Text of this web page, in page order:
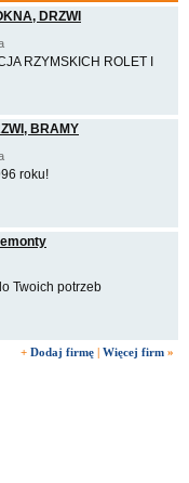
DRZWI
RZYMSKICH ROLET I
BRAMY
roku!
Twoich potrzeb
+ Dodaj firmę Więcej firm »